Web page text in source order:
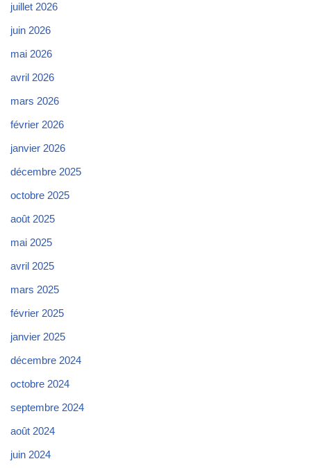
juillet 2026
juin 2026
mai 2026
avril 2026
mars 2026
février 2026
janvier 2026
décembre 2025
octobre 2025
août 2025
mai 2025
avril 2025
mars 2025
février 2025
janvier 2025
décembre 2024
octobre 2024
septembre 2024
août 2024
juin 2024